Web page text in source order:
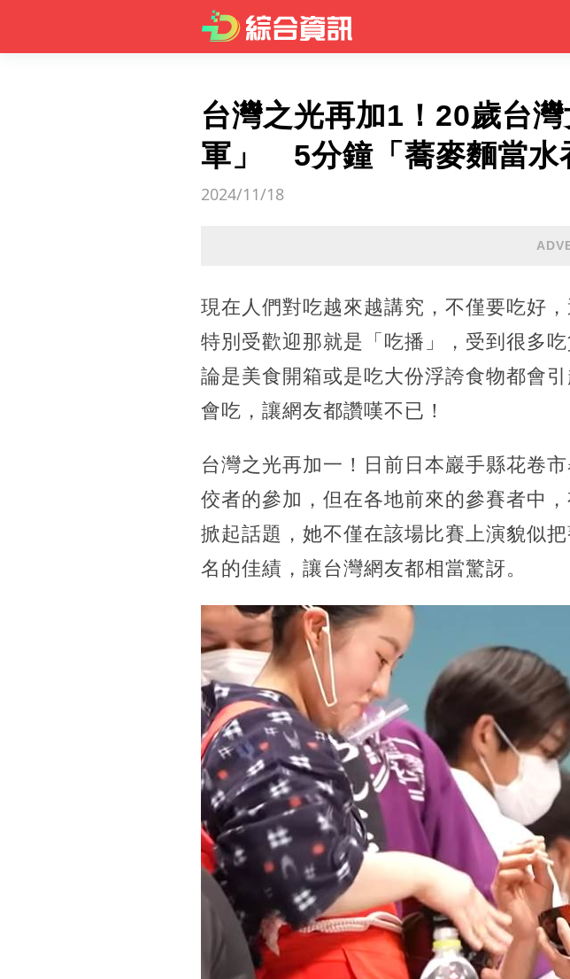
台灣之光再加1！20歲台
軍」 5分鐘「蕎麥麵當水
2024/11/18
現在人們對吃越來越講究，不僅要吃好
特別受歡迎那就是「吃播」，受到很多
論是美食開箱或是吃大份浮誇食物都會
會吃，讓網友都讚嘆不已！
台灣之光再加一！日前日本巖手縣花卷
佼者的參加，但在各地前來的參賽者中
掀起話題，她不僅在該場比賽上演貌似
名的佳績，讓台灣網友都相當驚訝。